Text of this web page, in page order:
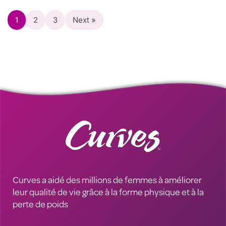
1 2 3 Next »
Curves a aidé des millions de femmes à améliorer
leur qualité de vie grâce à la forme physique et à la
perte de poids